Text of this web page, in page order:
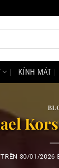
KÍNH MÁT
30/01/2026